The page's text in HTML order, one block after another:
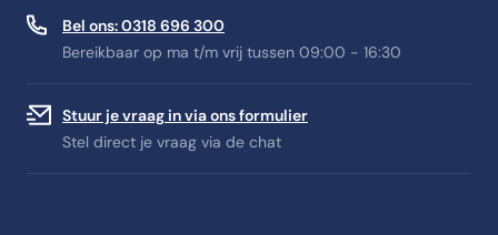
Bel ons: 0318 696 300
Bereikbaar op ma t/m vrij tussen 09:00 - 16:30
Stuur je vraag in via ons formulier
Stel direct je vraag via de chat